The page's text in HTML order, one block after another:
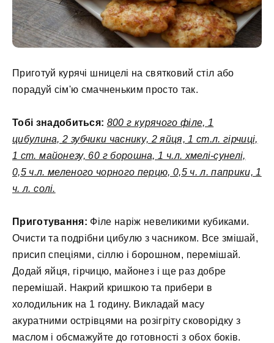
Приготуй курячі шницелі на святковий стіл або
порадуй сім'ю смачненьким просто так.
Тобі знадобиться: 800 г курячого філе, 1
цибулина, 2 зубчики часнику, 2 яйця, 1 ст.л. гірчиці,
1 ст. майонезу, 60 г борошна, 1 ч.л. хмелі-сунелі,
0,5 ч.л. меленого чорного перцю, 0,5 ч. л. паприки, 1
ч. л. солі.
Приготування: Філе наріж невеликими кубиками.
Очисти та подрібни цибулю з часником. Все змішай,
присип спеціями, сіллю і борошном, перемішай.
Додай яйця, гірчицю, майонез і ще раз добре
перемішай. Накрий кришкою та прибери в
холодильник на 1 годину. Викладай масу
акуратними острівцями на розігріту сковорідку з
маслом і обсмажуйте до готовності з обох боків.